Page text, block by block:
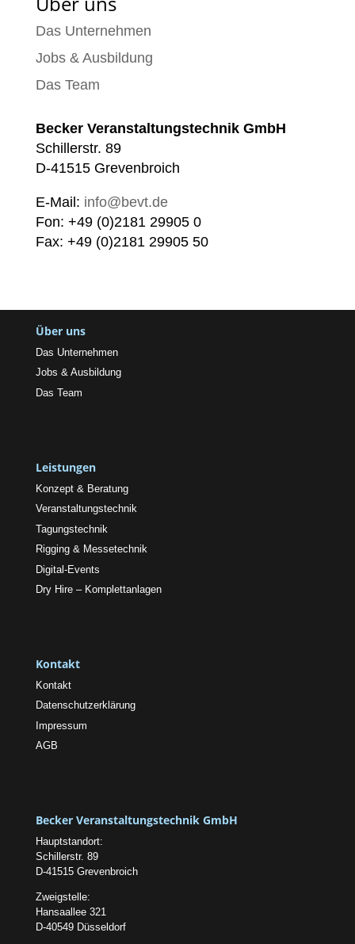
Das Unternehmen
Jobs & Ausbildung
Das Team
Becker Veranstaltungstechnik GmbH
Schillerstr. 89
D-41515 Grevenbroich
E-Mail: info@bevt.de
Fon: +49 (0)2181 29905 0
Fax: +49 (0)2181 29905 50
Über uns
Das Unternehmen
Jobs & Ausbildung
Das Team
Leistungen
Konzept & Beratung
Veranstaltungstechnik
Tagungstechnik
Rigging & Messetechnik
Digital-Events
Dry Hire – Komplettanlagen
Kontakt
Kontakt
Datenschutzerklärung
Impressum
AGB
Becker Veranstaltungstechnik GmbH
Hauptstandort:
Schillerstr. 89
D-41515 Grevenbroich
Zweigstelle:
Hansaallee 321
D-40549 Düsseldorf